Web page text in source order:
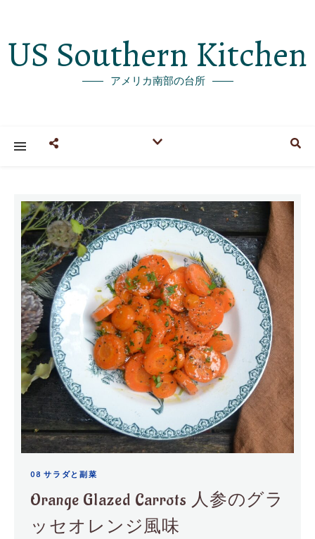
US Southern Kitchen
アメリカ南部の台所
08 サラダと副菜
Orange Glazed Carrots 人参のグラ
ッセオレンジ風味